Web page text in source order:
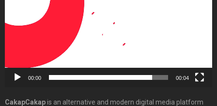
00:00 00:04
CakapCakapis an alternative and modern digital media platform